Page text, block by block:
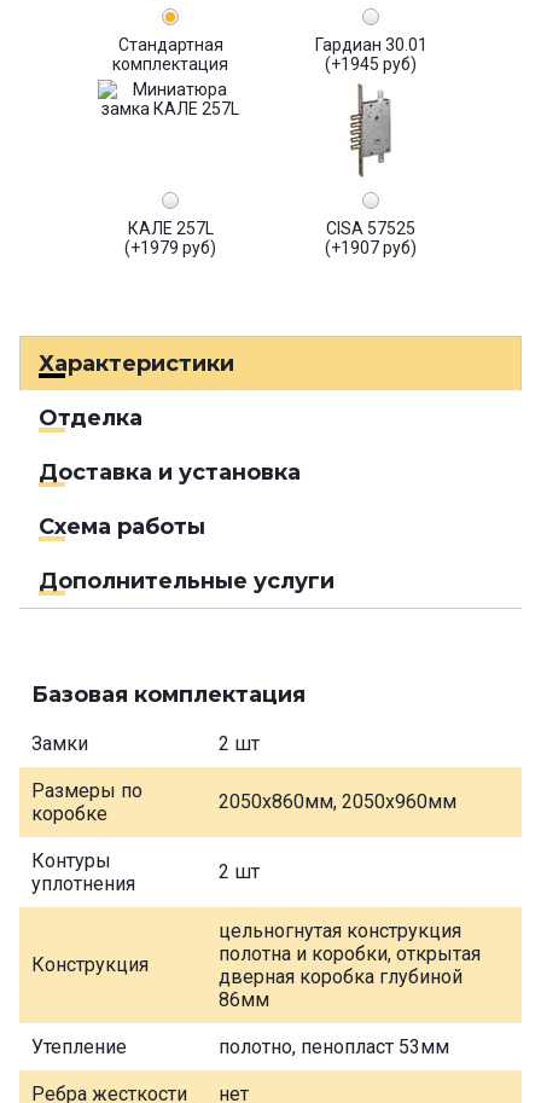
Стандартная
комплектация
Гардиан 30.01
(+1945 руб)
КАЛЕ 257L
(+1979 руб)
CISA 57525
(+1907 руб)
Характеристики
Отделка
Доставка и установка
Схема работы
Дополнительные услуги
Базовая комплектация
Замки 2 шт
Размеры по
коробке
2050х860мм, 2050х960мм
Контуры
уплотнения
2 шт
Конструкция
цельногнутая конструкция
полотна и коробки, открытая
дверная коробка глубиной
86мм
Утепление полотно, пенопласт 53мм
Ребра жесткости нет